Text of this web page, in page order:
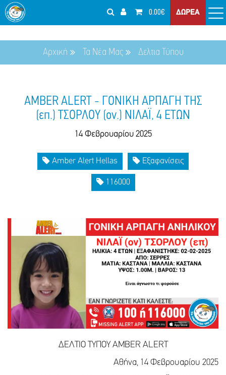
0.00€ ΔΩΡΕΑ
Αρχική Τα Νέα Μας Δελτια Τύπου
AMBER ALERT - ΓΟΝΙΚΗ ΑΡΠΑΓΗ ΤΗΣ
(επ.) ΤΣΟΡΛΟΥ (ον.) ΝΙΛΑΪ, 4 EΤΩΝ
14 Φεβρουαρίου 2025
Amber Alert Hellas Εξαφανίσεις
116000
ΔΕΛΤΙΟ ΤΥΠΟΥ AMBER ALERT
Αθήνα, 14 Φεβρουαρίου 2025